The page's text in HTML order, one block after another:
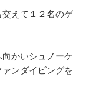
えて１２名のゲ
かいシュノーケ
ンダイビングを